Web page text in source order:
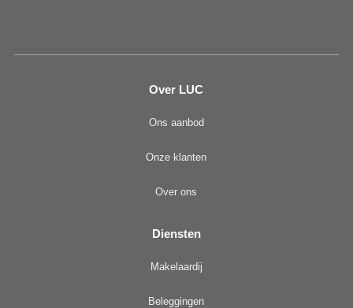
Over LUC
Ons aanbod
Onze klanten
Over ons
Diensten
Makelaardij
Beleggingen